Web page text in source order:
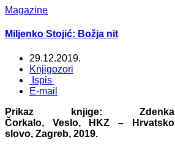
Magazine
Miljenko Stojić: Božja nit
29.12.2019.
Knjigozori
Ispis
E-mail
Prikaz knjige: Zdenka
Čorkalo, Veslo, HKZ – Hrvatsko
slovo, Zagreb, 2019.